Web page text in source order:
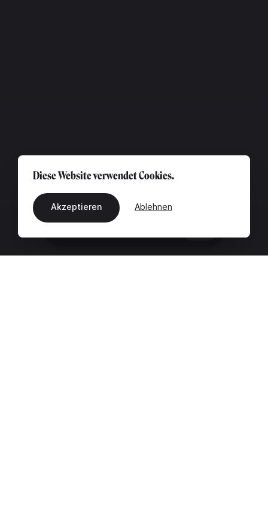
Diese Website verwendet Cookies.
Akzeptieren Ablehnen